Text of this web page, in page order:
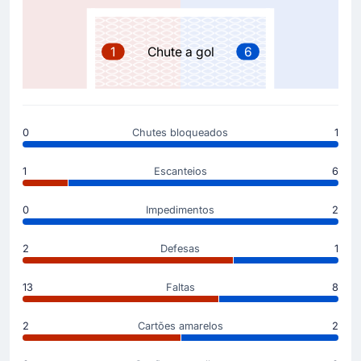
Eljif Elmas
A equipe visitante substitui Kevin De Bruyne por Eljif
53'
Eljif Elmas
Fourneau, que lhe mostrou um cartão amarelo.
Cartão amarelo
Arturo Calabresi
Arturo Calabresi (Pisa SC) viu Francesco Fourneau
mostrar-lhe um cartão amarelo.
27' Gol !
Amir Rrahmani
(Marcador)
1 Chute a gol 6
0 Chutes bloqueados 1
1 Escanteios 6
0 Impedimentos 2
2 Defesas 1
13 Faltas 8
2 Cartões amarelos 2